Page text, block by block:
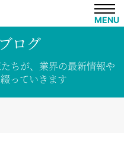
MENU
ログ
ちが、 業界の最新情報や
綴っていきます